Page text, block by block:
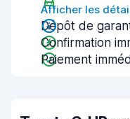
Afficher les
Dépôt de
Confirmation
Paiement